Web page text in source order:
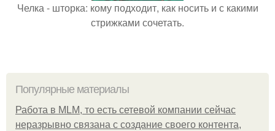
Челка - шторка: кому подходит, как носить и с какими
стрижками сочетать.
Популярные материалы
Работа в MLM, то есть сетевой компании сейчас
неразрывно связана с создание своего контента,